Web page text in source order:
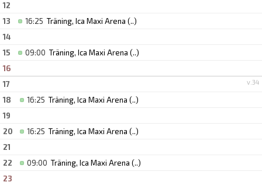
12
13
16:25 Träning, Ica Maxi Arena (..)
14
15
09:00 Träning, Ica Maxi Arena (..)
16
v.34
17
18
16:25 Träning, Ica Maxi Arena (..)
19
20
16:25 Träning, Ica Maxi Arena (..)
21
22
09:00 Träning, Ica Maxi Arena (..)
23